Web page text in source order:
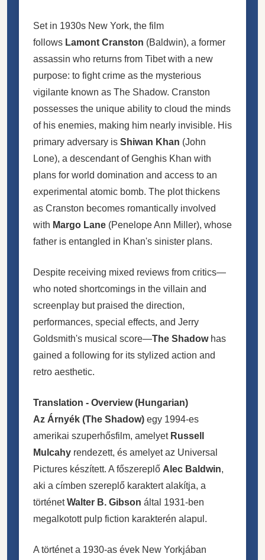
Set in 1930s New York, the film
follows Lamont Cranston (Baldwin), a former
assassin who returns from Tibet with a new
purpose: to fight crime as the mysterious
vigilante known as The Shadow. Cranston
possesses the unique ability to cloud the minds
of his enemies, making him nearly invisible. His
primary adversary is Shiwan Khan (John
Lone), a descendant of Genghis Khan with
plans for world domination and access to an
experimental atomic bomb. The plot thickens
as Cranston becomes romantically involved
with Margo Lane (Penelope Ann Miller), whose
father is entangled in Khan's sinister plans.
Despite receiving mixed reviews from critics—
who noted shortcomings in the villain and
screenplay but praised the direction,
performances, special effects, and Jerry
Goldsmith's musical score—The Shadowhas
gained a following for its stylized action and
retro aesthetic.
Translation - Overview (Hungarian)
Az Árnyék (The Shadow) egy 1994-es
amerikai szuperhősfilm, amelyet Russell
Mulcahy rendezett, és amelyet az Universal
Pictures készített. A főszereplő Alec Baldwin,
aki a címben szereplő karaktert alakítja, a
történetWalter B. Gibson által 1931-ben
megalkotott pulp fiction karakterén alapul.
A történet a 1930-as évek New Yorkjában